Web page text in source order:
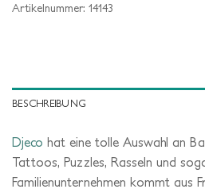
Artikelnummer: 14143
BESCHREIBUNG
Djeco hat eine tolle Auswahl an
Tattoos, Puzzles, Rasseln und
Familienunternehmen kommt aus